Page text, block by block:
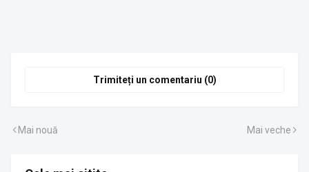
Trimiteți un comentariu (0)
Mai nouă Mai veche